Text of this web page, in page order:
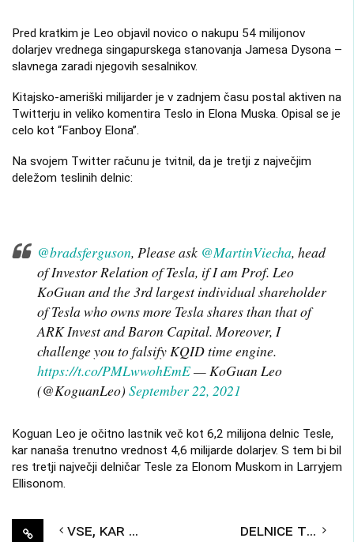
Pred kratkim je Leo objavil novico o nakupu 54 milijonov
dolarjev vrednega singapurskega stanovanja Jamesa Dysona –
slavnega zaradi njegovih sesalnikov.
Kitajsko-ameriški milijarder je v zadnjem času postal aktiven na
Twitterju in veliko komentira Teslo in Elona Muska. Opisal se je
celo kot “Fanboy Elona”.
Na svojem Twitter računu je tvitnil, da je tretji z največjim
deležom teslinih delnic:
@bradsferguson, Please ask @MartinViecha, head
of Investor Relation of Tesla, if I am Prof. Leo
KoGuan and the 3rd largest individual shareholder
of Tesla who owns more Tesla shares than that of
ARK Invest and Baron Capital. Moreover, I
challenge you to falsify KQID time engine.
https://t.co/PMLwwohEmE— KoGuan Leo
(@KoguanLeo) September 22, 2021
Koguan Leo je očitno lastnik več kot 6,2 milijona delnic Tesle,
kar nanaša trenutno vrednost 4,6 milijarde dolarjev. S tem bi bil
res tretji največji delničar Tesle za Elonom Muskom in Larryjem
Ellisonom.
Post
Vse, kar potrebuje vaš avto, je tukaj! Delnice Tesle (TSLA) poskočile